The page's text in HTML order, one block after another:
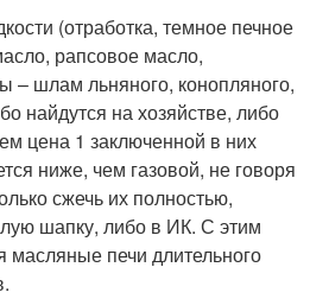
(отработка, темное печное
рапсовое масло,
– шлам льняного, конопляного,
найдутся на хозяйстве, либо
цена 1 заключенной в них
ниже, чем газовой, не говоря
сжечь их полностью,
шапку, либо в ИК. С этим
печи длительного